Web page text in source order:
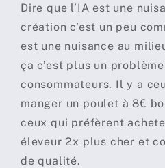
Dire que l’IA est une
création c’est un peu
est une nuisance au
ça c’est plus un
consommateurs. Il y a
manger un poulet à 8€
ceux qui préfèrent
éleveur 2x plus cher et
de qualité.